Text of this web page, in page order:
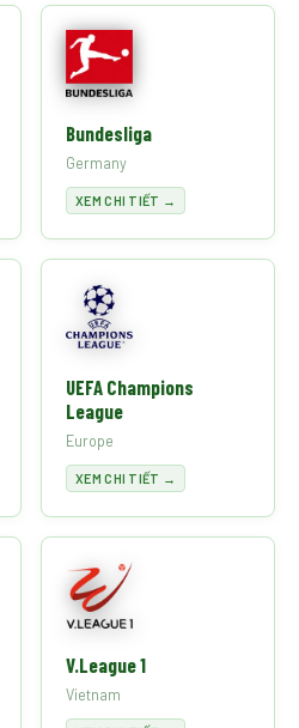
Bundesliga
Germany
XEM CHI TIẾT →
UEFA Champions
League
Europe
XEM CHI TIẾT →
V.League 1
Vietnam